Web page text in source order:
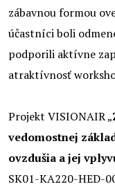
zábavnou formou
účastníci boli
podporili aktívne
atraktívnosť
Projekt VISIONAIR „
vedomostnej
ovzdušia a jej
SK01-KA220-HED-